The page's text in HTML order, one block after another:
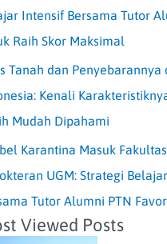
Intensif Bersama Tutor
Raih Skor Maksimal
Tanah dan Penyebarannya
Kenali
Mudah Dipahami
Karantina Masuk Fakultas
UGM: Strategi
Tutor Alumni PTN
Viewed Posts